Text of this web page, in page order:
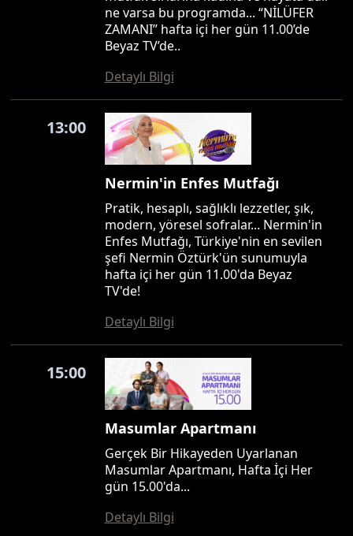
ne varsa bu programda... “NİLÜFER
ZAMANI” hafta içi her gün 11.00’de
Beyaz TV’de..
Detaylı Bilgi
13:00
Nermin'in Enfes Mutfağı
Pratik, hesaplı, sağlıklı lezzetler, şık,
modern, yöresel sofralar... Nermin'in
Enfes Mutfağı, Türkiye'nin en sevilen
şefi Nermin Öztürk'ün sunumuyla
hafta içi her gün 11.00'da Beyaz
TV'de!
Detaylı Bilgi
15:00
Masumlar Apartmanı
Gerçek Bir Hikayeden Uyarlanan
Masumlar Apartmanı, Hafta İçi Her
gün 15.00'da...
Detaylı Bilgi